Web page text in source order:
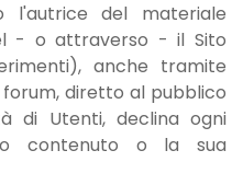
l'autrice del materiale
- o attraverso - il Sito
anche tramite
diretto al pubblico
di Utenti, declina ogni
contenuto o la sua